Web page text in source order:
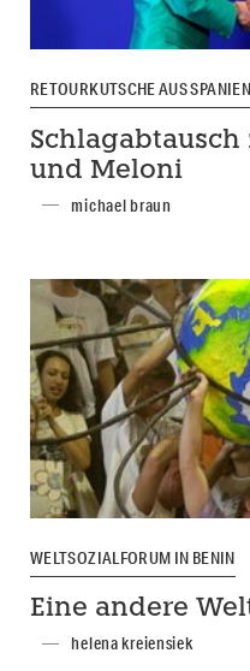
RETOURKUTSCHE AUS SPANIEN
Schlagabtausch
und Meloni
michael braun
WELTSOZIALFORUM IN BENIN
Eine andere
helena kreiensiek